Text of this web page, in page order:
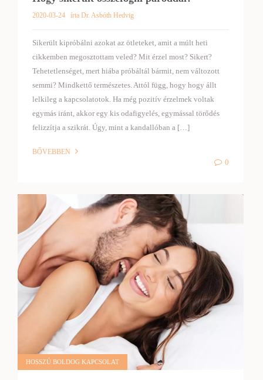
2020-03-24 írta Dr. Asbóth Hedvig
Sikerült kipróbálni azokat az ötleteket, amit a múlt heti
cikkemben megosztottam veled? Mit érzel most? Sikert?
Tehetetlenséget, mert hiába próbáltál bármit, nem változott
semmi? Mindkettő természetes. Attól függ, hogy hogy állt
lelkileg a kapcsolatotok. Ha még pozitív érzelmek voltak
egymás iránt, akkor egy kis odafigyelés, egymással törődés
felizzítja a szikrát. Úgy, mint a kandallóban a […]
BŐVEBBEN
0
HOSSZÚ BOLDOG KAPCSOLAT